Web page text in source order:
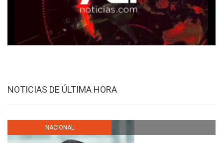
NOTICIAS DE ÚLTIMA HORA
NACIONAL